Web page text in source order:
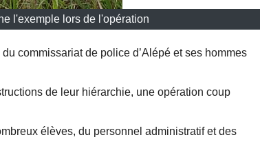
l'exemple lors de l'opération
commissariat de police d’Alépé et ses hommes
de leur hiérarchie, une opération coup
élèves, du personnel administratif et des